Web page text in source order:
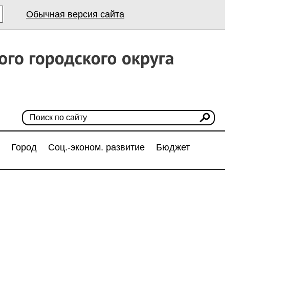
Обычная версия сайта
Город Соц.-эконом. развитие
Бюджет